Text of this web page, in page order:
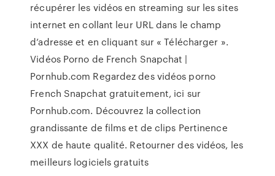
récupérer les vidéos en streaming sur les sites
internet en collant leur URL dans le champ
d’adresse et en cliquant sur « Télécharger ».
Vidéos Porno de French Snapchat |
Pornhub.com Regardez des vidéos porno
French Snapchat gratuitement, ici sur
Pornhub.com. Découvrez la collection
grandissante de films et de clips Pertinence
XXX de haute qualité. Retourner des vidéos, les
meilleurs logiciels gratuits